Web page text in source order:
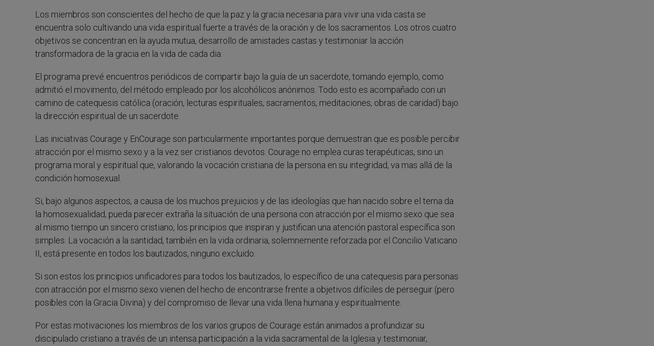
Los miembros son conscientes del hecho de que la paz y la gracia necesaria para vivir una vida casta se
encuentra solo cultivando una vida espiritual fuerte a través de la oración y de los sacramentos. Los otros cuatro
objetivos se concentran en la ayuda mutua, desarrollo de amistades castas y testimoniar la acción
transformadora de la gracia en la vida de cada dia.
El programa prevé encuentros periódicos de compartir bajo la guía de un sacerdote, tomando ejemplo, como
admitió el movimento, del método empleado por los alcohólicos anónimos. Todo esto es acompañado con un
camino de catequesis católica (oración, lecturas espirituales, sacramentos, meditaciones, obras de caridad) bajo
la dirección espiritual de un sacerdote.
Las iniciativas Courage y EnCourage son particularmente importantes porque demuestran que es posible percibir
atracción por el mismo sexo y a la vez ser cristianos devotos. Courage no emplea curas terapéuticas, sino un
programa moral y espiritual que, valorando la vocación cristiana de la persona en su integridad, va mas allá de la
condición homosexual.
Si, bajo algunos aspectos, a causa de los muchos prejuicios y de las ideologías que han nacido sobre el tema da
la homosexualidad, pueda parecer extraña la situación de una persona con atracción por el mismo sexo que sea
al mismo tiempo un sincero cristiano, los principios que inspiran y justifican una atención pastoral específica son
simples. La vocación a la santidad, también en la vida ordinaria, solemnemente reforzada por el Concilio Vaticano
II, está presente en todos los bautizados, ninguno excluido.
Si son estos los principios unificadores para todos los bautizados, lo específico de una catequesis para personas
con atracción por el mismo sexo vienen del hecho de encontrarse frente a objetivos difíciles de perseguir (pero
posibles con la Gracia Divina) y del compromiso de llevar una vida llena humana y espiritualmente.
Por estas motivaciones los miembros de los varios grupos de Courage están animados a profundizar su
discipulado cristiano a través de un intensa participación a la vida sacramental de la Iglesia y testimoniar,